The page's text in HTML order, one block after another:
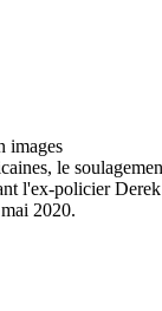
images
le
l'ex-policier Derek
2020.